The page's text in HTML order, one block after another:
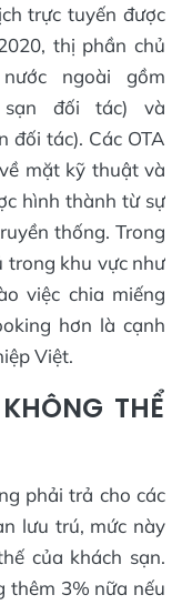
trực tuyến được
thị phần chủ
ngoài gồm
sạn đối tác) và
đối tác). Các OTA
mặt kỹ thuật và
hình thành từ sự
thống. Trong
trong khu vực như
việc chia miếng
hơn là cạnh
Việt.
THỂ
phải trả cho các
lưu trú, mức này
của khách sạn.
thêm 3% nữa nếu